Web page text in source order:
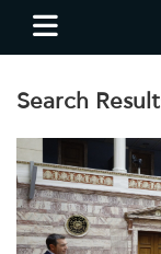
Skippolitic.gr
Search